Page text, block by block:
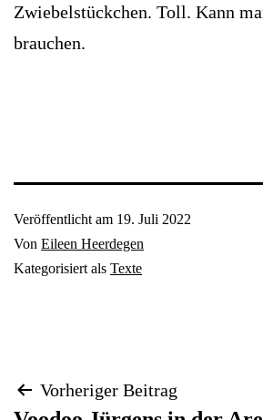
Zwiebelstückchen. Toll. Kann
brauchen.
Veröffentlicht am 19. Juli 2022
Von Eileen Heerdegen
Kategorisiert als Texte
Beitragsnavigation
Vorheriger Beitrag